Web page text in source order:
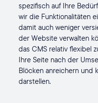
spezifisch auf Ihre
wir die Funktionalitäten
damit auch weniger
der Website verwalten
das CMS relativ flexibel
Ihre Seite nach der
Blöcken anreichern und
darstellen.